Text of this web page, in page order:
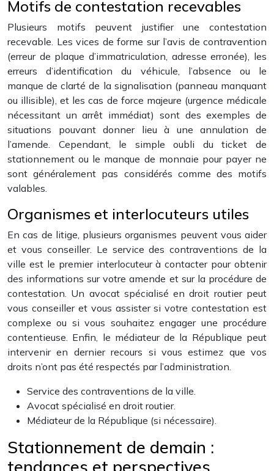
Motifs de contestation recevables
Plusieurs motifs peuvent justifier une contestation
recevable. Les vices de forme sur l’avis de contravention
(erreur de plaque d’immatriculation, adresse erronée), les
erreurs d’identification du véhicule, l’absence ou le
manque de clarté de la signalisation (panneau manquant
ou illisible), et les cas de force majeure (urgence médicale
nécessitant un arrêt immédiat) sont des exemples de
situations pouvant donner lieu à une annulation de
l’amende. Cependant, le simple oubli du ticket de
stationnement ou le manque de monnaie pour payer ne
sont généralement pas considérés comme des motifs
valables.
Organismes et interlocuteurs utiles
En cas de litige, plusieurs organismes peuvent vous aider
et vous conseiller. Le service des contraventions de la
ville est le premier interlocuteur à contacter pour obtenir
des informations sur votre amende et sur la procédure de
contestation. Un avocat spécialisé en droit routier peut
vous conseiller et vous assister si votre contestation est
complexe ou si vous souhaitez engager une procédure
contentieuse. Enfin, le médiateur de la République peut
intervenir en dernier recours si vous estimez que vos
droits n’ont pas été respectés par l’administration.
Service des contraventions de la ville.
Avocat spécialisé en droit routier.
Médiateur de la République (si nécessaire).
Stationnement de demain :
tendances et perspectives